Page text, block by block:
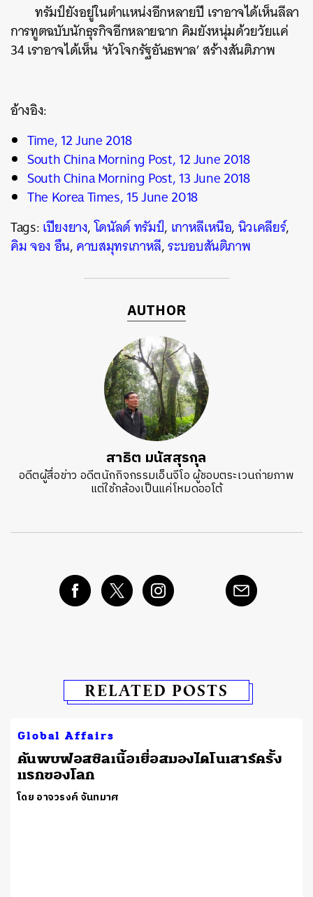
ทรัมป์ยังอยู่ในตำแหน่งอีกหลายปี เราอาจได้เห็นลีลา
การทูตฉบับนักธุรกิจอีกหลายฉาก คิมยังหนุ่มด้วยวัยแค่
34 เราอาจได้เห็น ‘หัวโจกรัฐอันธพาล’ สร้างสันติภาพ
อ้างอิง:
Time, 12 June 2018
South China Morning Post, 12 June 2018
South China Morning Post, 13 June 2018
The Korea Times, 15 June 2018
Tags:เปียงยาง,โดนัลด์ ทรัมป์, เกาหลีเหนือ,นิวเคลียร์,
คิม จอง อึน,คาบสมุทรเกาหลี,ระบอบสันติภาพ
AUTHOR
สาธิต มนัสสุรกุล
อดีตผู้สื่อข่าว อดีตนักกิจกรรมเอ็นจีโอ ผู้ชอบตระเวนถ่ายภาพ
แต่ใช้กล้องเป็นแค่โหมดออโต้
RELATED POSTS
Global Affairs
ค้นพบฟอสซิลเนื้อเยื่อสมองไดโนเสาร์ครั้ง
แรกของโลก
โดย อาจวรงค์ จันทมาศ